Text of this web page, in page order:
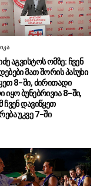
არაგვისტოს ომზე: ჩვენ
მათ შორის პასუხი
8-ში, ძირითადი
იყო ბუნებრივია 8-ში,
ჩვენ დავიწყეთ
უკვე 7-ში